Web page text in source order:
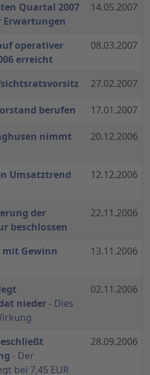
Quartal 2007
Erwartungen
14.05.2007
operativer
erreicht
08.03.2007
27.02.2007
berufen 17.01.2007
nimmt
20.12.2006
Umsatztrend
12.12.2006
der
beschlossen
22.11.2006
mit Gewinn
13.11.2006
nieder - Dies
02.11.2006
- Der
bei 7,45 EUR
28.09.2006